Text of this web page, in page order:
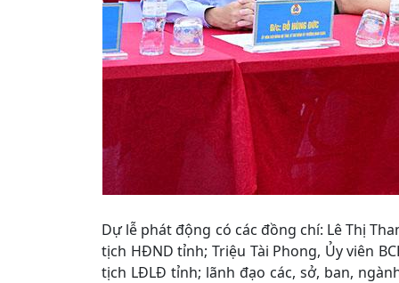
Dự lễ phát động có các đồng chí: Lê Thị
tịch HĐND tỉnh; Triệu Tài Phong, Ủy viên
tịch LĐLĐ tỉnh; lãnh đạo các, sở, ban,